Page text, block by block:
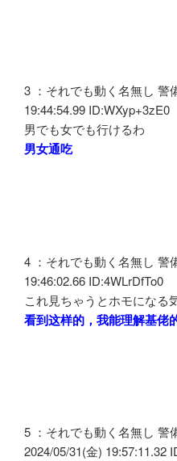
3 ：それでも動く名無し 警
19:44:54.99 ID:WXyp+3zE0
男でも女でも行けるわ
男女通吃
4 ：それでも動く名無し 警
19:46:02.66 ID:4WLrDfTo0
これ見ちゃうとホモになる
看到这样的，我能理解基佬
5 ：それでも動く名無し 警
2024/05/31(金) 19:57:11.32